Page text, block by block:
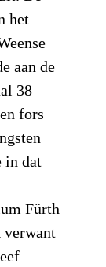
het
aan de
38
fors
in dat
Fürth
verwant